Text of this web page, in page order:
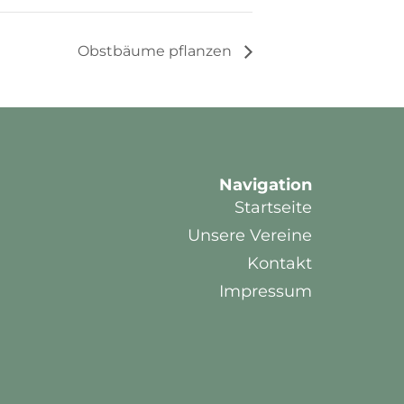
Obstbäume pflanzen
Navigation
Startseite
Unsere Vereine
Kontakt
Impressum